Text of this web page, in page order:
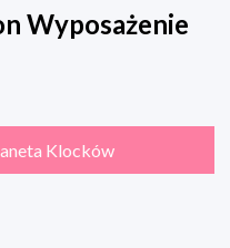
Wyposażenie
Klocków